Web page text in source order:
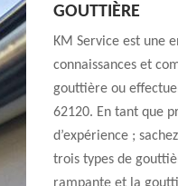
GOUTTIÈRE
KM Service est une
connaissances et
gouttière ou
62120. En tant que
d’expérience ;
trois types de